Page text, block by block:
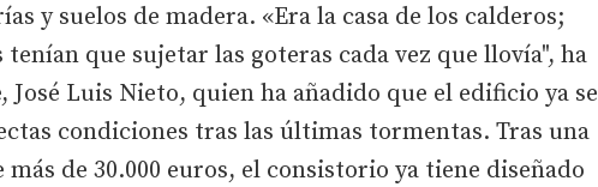
y suelos de madera. «Era la casa de los calderos;
tenían que sujetar las goteras cada vez que llovía", ha
José Luis Nieto, quien ha añadido que el edificio ya se
condiciones tras las últimas tormentas. Tras una
de 30.000 euros, el consistorio ya tiene diseñado